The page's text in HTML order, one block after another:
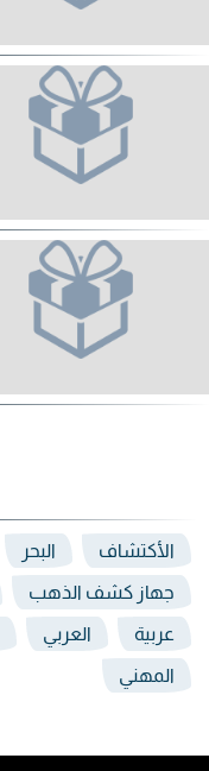
الأكتشاف البحر
جهاز كشف الذهب
عربية العربي
المهني